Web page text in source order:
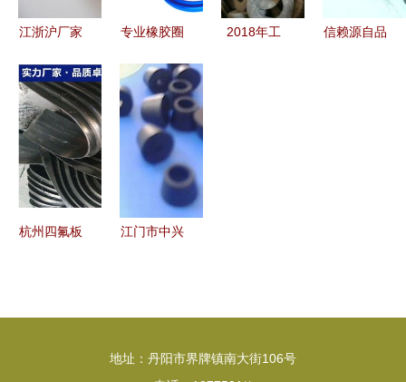
品定制与塑
江浙沪厂家
度高回弹性
橡胶塞的性
能与应用解
析
专业橡胶圈
耕山东安徽
江苏，青岛
正宇机电制
造品质之选
2018年工
信赖源自品
杭州四氟板
江门市中兴
供应商
地址：丹阳市界牌镇南大街106号